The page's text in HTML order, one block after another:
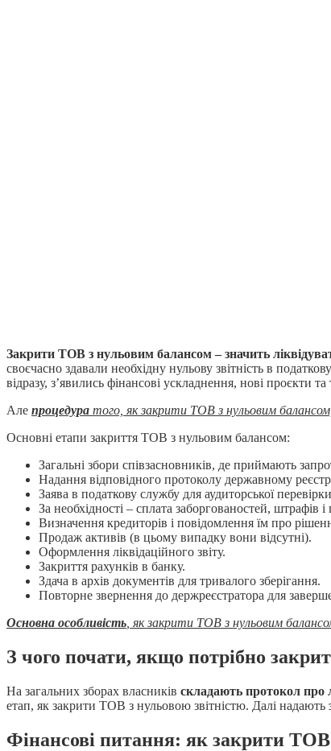
Закрити ТОВ з нульовим балансом – значить
своєчасно здавали необхідну нульову звітність в
відразу, з’явились фінансові ускладнення, нові проєкти та
Але процедура того, як закрити ТОВ з нульовим
Основні етапи закриття ТОВ з нульовим балансом:
Загальні збори співзасновників, де приймають
Надання відповідного протоколу державному
Заява в податкову службу для аудиторської
За необхідності – сплата заборгованостей, штрафів і
Визначення кредиторів і повідомлення їм про
Продаж активів (в цьому випадку вони відсутні).
Оформлення ліквідаційного звіту.
Закриття рахунків в банку.
Здача в архів документів для тривалого зберігання.
Повторне звернення до держреєстратора для
Основна особливість , як закрити ТОВ з нульовим
З чого почати, якщо потрібно
На загальних зборах власників складають протокол про
етап, як закрити ТОВ з нульовою звітністю. Далі надають
Фінансові питання: як закрити